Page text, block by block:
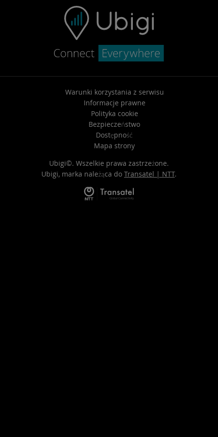
Warunki korzystania z serwisu
Informacje prawne
Polityka cookie
Bezpieczeństwo
Dostępność
Mapa strony
Ubigi©. Wszelkie prawa zastrzeżone.
Ubigi, marka należąca do Transatel | NTT.